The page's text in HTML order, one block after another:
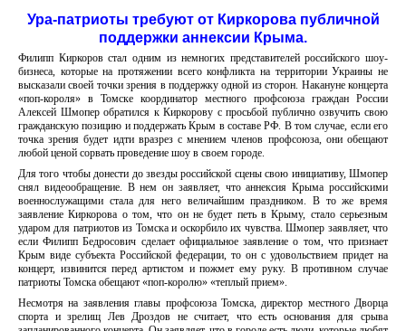
Ура-патриоты требуют от Киркорова публичной
поддержки аннексии Крыма.
Филипп Киркоров стал одним из немногих представителей российского шоу-
бизнеса, которые на протяжении всего конфликта на территории Украины не
высказали своей точки зрения в поддержку одной из сторон. Накануне концерта
«поп-короля» в Томске координатор местного профсоюза граждан России
Алексей Шмопер обратился к Киркорову с просьбой публично озвучить свою
гражданскую позицию и поддержать Крым в составе РФ. В том случае, если его
точка зрения будет идти вразрез с мнением членов профсоюза, они обещают
любой ценой сорвать проведение шоу в своем городе.
Для того чтобы донести до звезды российской сцены свою инициативу, Шмопер
снял видеообращение. В нем он заявляет, что аннексия Крыма российскими
военнослужащими стала для него величайшим праздником. В то же время
заявление Киркорова о том, что он не будет петь в Крыму, стало серьезным
ударом для патриотов из Томска и оскорбило их чувства. Шмопер заявляет, что
если Филипп Бедросович сделает официальное заявление о том, что признает
Крым виде субъекта Российской федерации, то он с удовольствием придет на
концерт, извинится перед артистом и пожмет ему руку. В противном случае
патриоты Томска обещают «поп-королю» «теплый прием».
Несмотря на заявления главы профсоюза Томска, директор местного Дворца
спорта и зрелищ Лев Дроздов не считает, что есть основания для срыва